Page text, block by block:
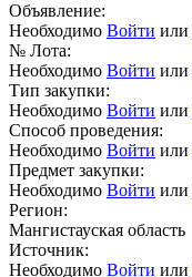
Объявление:
Необходимо Войти или
№ Лота:
Необходимо Войти или
Тип закупки:
Необходимо Войти или
Способ проведения:
Необходимо Войти или
Предмет закупки:
Необходимо Войти или
Регион:
Мангистауская область
Источник:
Необходимо Войти или